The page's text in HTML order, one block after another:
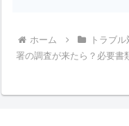
ホーム トラブ
署の調査が来たら？必要書